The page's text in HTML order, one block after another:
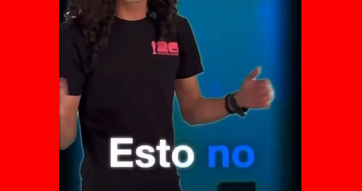
El Universal
Vive USA
Clase
De 10 sports
DeDinero